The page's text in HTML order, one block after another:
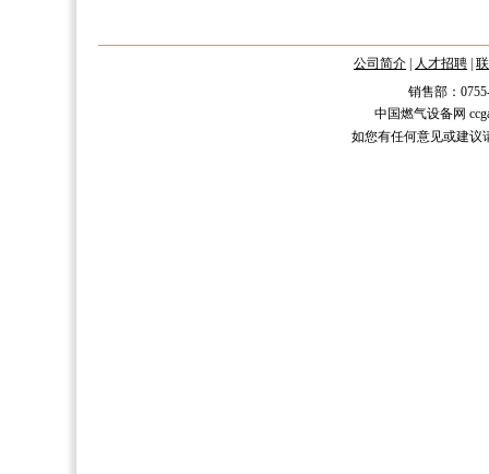
公司简介 人才招聘
销售部：
中国燃气设备网
如您有任何意见或建议